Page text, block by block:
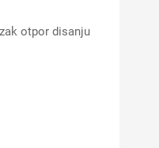
otpor disanju